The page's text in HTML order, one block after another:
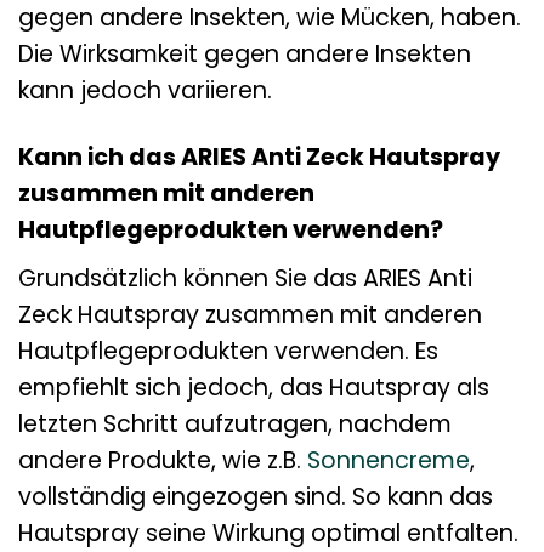
gegen andere Insekten, wie Mücken, haben.
Die Wirksamkeit gegen andere Insekten
kann jedoch variieren.
Kann ich das ARIES Anti Zeck Hautspray
zusammen mit anderen
Hautpflegeprodukten verwenden?
Grundsätzlich können Sie das ARIES Anti
Zeck Hautspray zusammen mit anderen
Hautpflegeprodukten verwenden. Es
empfiehlt sich jedoch, das Hautspray als
letzten Schritt aufzutragen, nachdem
andere Produkte, wie z.B. Sonnencreme,
vollständig eingezogen sind. So kann das
Hautspray seine Wirkung optimal entfalten.